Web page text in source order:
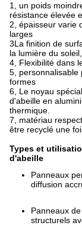
1, un poids
résistance élevée
2, épaisseur varie
larges
3La finition de
la lumière du
4, Flexibilité dans
5, personnalisable
formes
6, Le noyau
d'abeille en
thermique.
7, matériau
être recyclé une
Types et
d'abeille
Panneaux
diffusion
Panneaux
structurels